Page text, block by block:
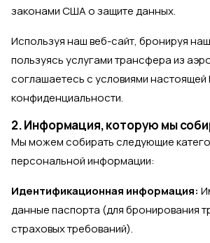
законами США о защите данных.
Используя наш веб-сайт, бронируя
пользуясь услугами трансфера из
соглашаетесь с условиями настоящей
конфиденциальности.
2. Информация, которую мы
Мы можем собирать следующие
персональной информации:
Идентификационная информация:
данные паспорта (для бронирования
страховых требований).